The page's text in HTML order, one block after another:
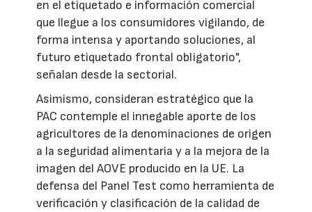
en el etiquetado e información comercial
que llegue a los consumidores vigilando, de
forma intensa y aportando soluciones, al
futuro etiquetado frontal obligatorio",
señalan desde la sectorial.
Asimismo, consideran estratégico que la
PAC contemple el innegable aporte de los
agricultores de la denominaciones de origen
a la seguridad alimentaria y a la mejora de la
imagen del AOVE producido en la UE. La
defensa del Panel Test como herramienta de
verificación y clasificación de la calidad de